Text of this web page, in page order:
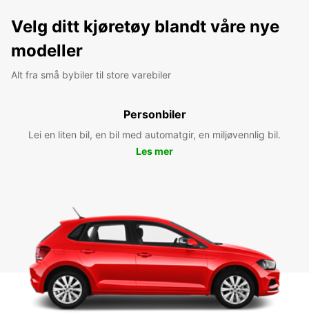
Velg ditt kjøretøy blandt våre nye
modeller
Alt fra små bybiler til store varebiler
Personbiler
Lei en liten bil, en bil med automatgir, en miljøvennlig bil.
Les mer